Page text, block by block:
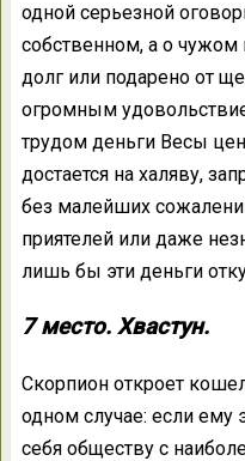
одной серьезной
собственном, а о чужом
долг или подарено от
огромным
трудом деньги Весы
достается на халяву,
без малейших
приятелей или даже
лишь бы эти деньги
7 место. Хвастун.
Скорпион откроет
одном случае: если ему
себя обществу с